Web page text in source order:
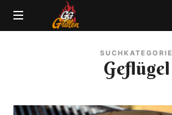
GG-
|
SUCHKATEGORIE
Geflügel